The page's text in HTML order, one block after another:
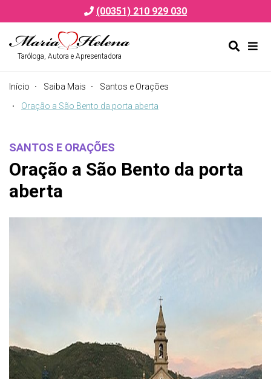
(00351) 210 929 030
Taróloga, Autora e Apresentadora
Início Saiba Mais
Santos e Orações
Oração a São Bento da porta aberta
SANTOS E ORAÇÕES
Oração a São Bento da porta
aberta